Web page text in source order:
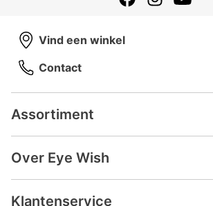
Assortiment
Over Eye Wish
Klantenservice
Vind een winkel
Contact